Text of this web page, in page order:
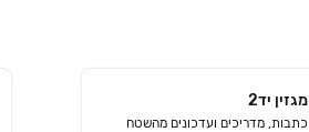
מגזין יד2
כתבות, מדריכים ועדכונים מהשטח